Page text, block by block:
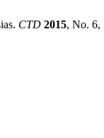
CTD 2015, No. 6,